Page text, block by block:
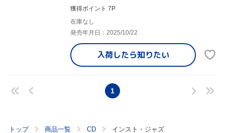
獲得ポイント 7P
在庫なし
発売年月日：2025/10/22
入荷したら知りたい
1
トップ 商品一覧 CD インスト・ジャズ